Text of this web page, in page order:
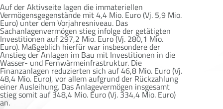
Auf der Aktivseite lagen die immateriellen
Vermögensgegenstände mit 4,4 Mio. Euro (Vj. 5,9 Mio.
Euro) unter dem Vorjahresniveau. Das
Sachanlagenvermögen stieg infolge der getätigten
Investitionen auf 297,2 Mio. Euro (Vj. 280,1 Mio.
Euro). Maßgeblich hierfür war insbesondere der
Anstieg der Anlagen im Bau mit Investitionen in die
Wasser- und Fernwärmeinfrastruktur. Die
Finanzanlagen reduzierten sich auf 46,8 Mio. Euro (Vj.
48,4 Mio. Euro), vor allem aufgrund der Rückzahlung
einer Ausleihung. Das Anlagevermögen insgesamt
stieg somit auf 348,4 Mio. Euro (Vj. 334,4 Mio. Euro)
an.